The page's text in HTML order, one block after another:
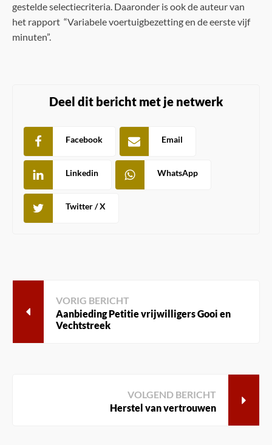
gestelde selectiecriteria. Daaronder is ook de auteur van
het rapport “Variabele voertuigbezetting en de eerste vijf
minuten”.
Deel dit bericht met je netwerk
Twitter / X
Facebook Email
Linkedin WhatsApp
VORIG BERICHT
Aanbieding Petitie vrijwilligers Gooi en
Vechtstreek
VOLGEND BERICHT
Herstel van vertrouwen